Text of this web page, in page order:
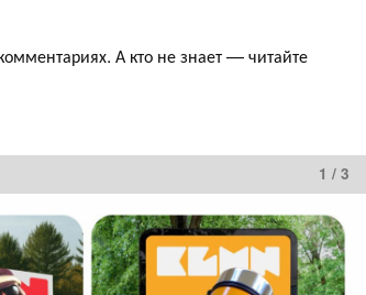
А кто не знает — читайте
1 / 3